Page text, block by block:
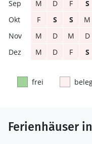
M D F S
F
S S M
M
D M D
M
D F S
frei
Ferienhäuser